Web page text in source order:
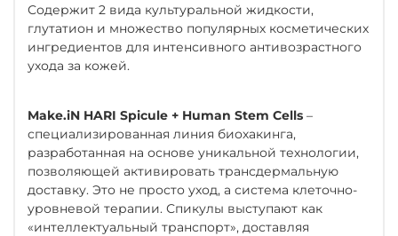
Содержит 2 вида культуральной жидкости,
глутатион и множество популярных косметических
ингредиентов для интенсивного антивозрастного
ухода за кожей.
Make.iN HARI Spicule + Human Stem Cells –
специализированная линия биохакинга,
разработанная на основе уникальной технологии,
позволяющей активировать трансдермальную
доставку. Это не просто уход, а система клеточно-
уровневой терапии. Спикулы выступают как
«интеллектуальный транспорт», доставляя